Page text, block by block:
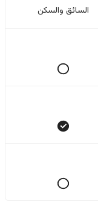
السائق والسکن